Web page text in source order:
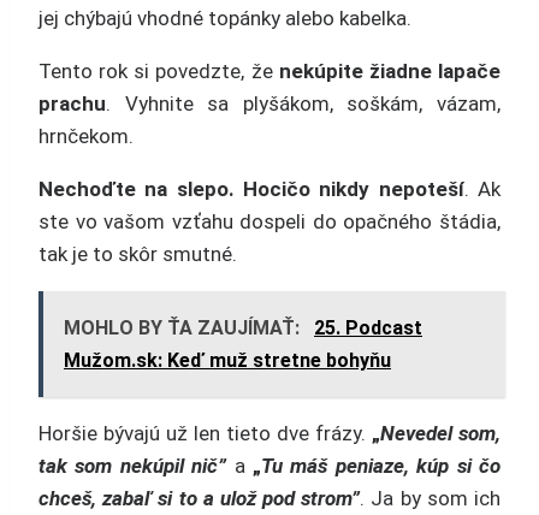
jej chýbajú vhodné topánky alebo kabelka.
Tento rok si povedzte, že nekúpite žiadne lapače
prachu. Vyhnite sa plyšákom, soškám, vázam,
hrnčekom.
Nechoďte na slepo. Hocičo nikdy nepoteší. Ak
ste vo vašom vzťahu dospeli do opačného štádia,
tak je to skôr smutné.
MOHLO BY ŤA ZAUJÍMAŤ:
25. Podcast
Mužom.sk: Keď muž stretne bohyňu
Horšie bývajú už len tieto dve frázy. „Nevedel som,
tak som nekúpil nič” a „Tu máš peniaze, kúp si čo
chceš, zabaľ si to a ulož pod strom”. Ja by som ich